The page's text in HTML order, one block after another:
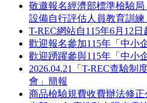
敬邀報名經濟部標準檢驗
設備自行評估人員教育訓練
T-REC網站自115年6月12
歡迎報名參加115年「中小
歡迎踴躍參與115年「中小
2026.04.21「T-REC查驗制
會」簡報
商品檢驗規費收費辦法修正